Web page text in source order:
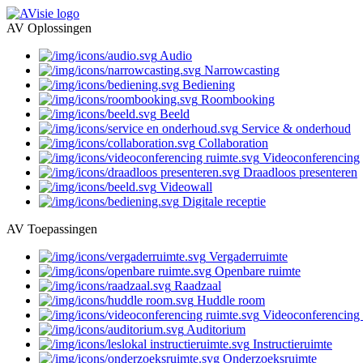
AV Oplossingen
Audio
Narrowcasting
Bediening
Roombooking
Beeld
Service & onderhoud
Collaboration
Videoconferencing
Draadloos presenteren
Videowall
Digitale receptie
AV Toepassingen
Vergaderruimte
Openbare ruimte
Raadzaal
Huddle room
Videoconferencing
Auditorium
Instructieruimte
Onderzoeksruimte